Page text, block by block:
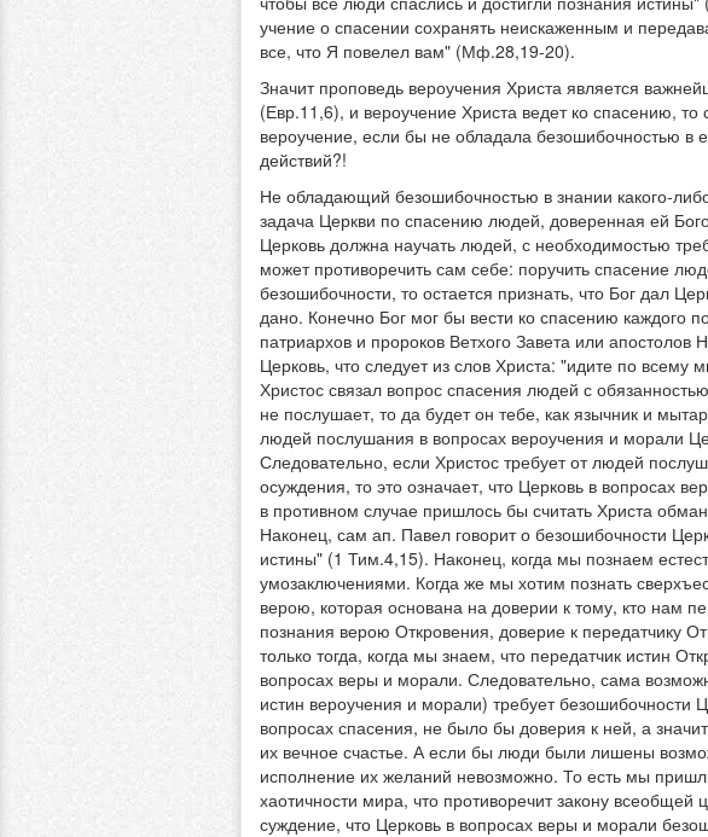
учение о спасении сохранять неискаженным и
все, что Я повелел вам" (Мф.28,19-20).
Значит проповедь вероучения Христа является
(Евр.11,6), и вероучение Христа ведет ко спасению,
вероучение, если бы не обладала безошибочностью в
действий?!
Не обладающий безошибочностью в знании какого-
задача Церкви по спасению людей, доверенная ей
Церковь должна научать людей, с необходимостью
может противоречить сам себе: поручить спасение
безошибочности, то остается признать, что Бог дал
дано. Конечно Бог мог бы вести ко спасению каждого
патриархов и пророков Ветхого Завета или
Церковь, что следует из слов Христа: "идите по
Христос связал вопрос спасения людей с
не послушает, то да будет он тебе, как язычник и
людей послушания в вопросах вероучения и морали
Следовательно, если Христос требует от людей
осуждения, то это означает, что Церковь в вопросах
в противном случае пришлось бы считать Христа
Наконец, сам ап. Павел говорит о безошибочности
истины" (1 Тим.4,15). Наконец, когда мы познаем
умозаключениями. Когда же мы хотим познать
верою, которая основана на доверии к тому, кто нам
познания верою Откровения, доверие к передатчику
только тогда, когда мы знаем, что передатчик истин
вопросах веры и морали. Следовательно, сама
истин вероучения и морали) требует безошибочности
вопросах спасения, не было бы доверия к ней, а
их вечное счастье. А если бы люди были лишены
исполнение их желаний невозможно. То есть мы
хаотичности мира, что противоречит закону
суждение, что Церковь в вопросах веры и морали